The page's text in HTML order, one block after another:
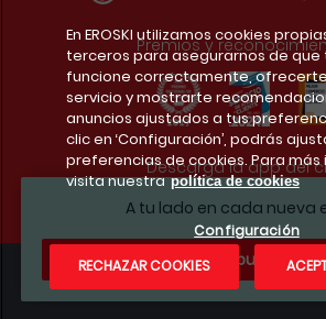
A tu lado en cada nueva
¿Te apuntas?
Premios y
Descarga la app del
Condiciones legales
En EROSKI utilizamos cookies
terceros para asegurarnos de que
funcione correctamente,
servicio y mostrarte
anuncios ajustados a tus
clic en ‘Configuración’, podrás
preferencias de cookies. Para más
visita nuestra política de cookies
Configuración
RECHAZAR COOKIES